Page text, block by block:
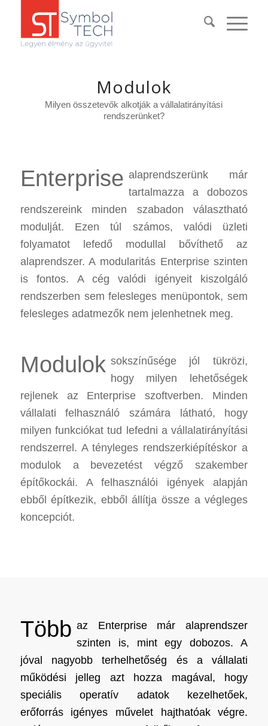
Modulok
Milyen összetevők alkotják a vállalatirányítási
rendszerünket?
Enterprise alaprendszerünk már
tartalmazza a dobozos
rendszereink minden szabadon választható
modulját. Ezen túl számos, valódi üzleti
folyamatot lefedő modullal bővíthető az
alaprendszer. A modularitás Enterprise szinten
is fontos. A cég valódi igényeit kiszolgáló
rendszerben sem felesleges menüpontok, sem
felesleges adatmezők nem jelenhetnek meg.
Modulok sokszínűsége jól tükrözi,
hogy milyen lehetőségek
rejlenek az Enterprise szoftverben. Minden
vállalati felhasználó számára látható, hogy
milyen funkciókat tud lefedni a vállalatirányítási
rendszerrel. A tényleges rendszerkiépítéskor a
modulok a bevezetést végző szakember
építőkockái. A felhasználói igények alapján
ebből építkezik, ebből állítja össze a végleges
koncepciót.
Több az Enterprise már alaprendszer
szinten is, mint egy dobozos. A
jóval nagyobb terhelhetőség és a vállalati
működési jelleg azt hozza magával, hogy
speciális operatív adatok kezelhetőek,
erőforrás igényes művelet hajthatóak végre.